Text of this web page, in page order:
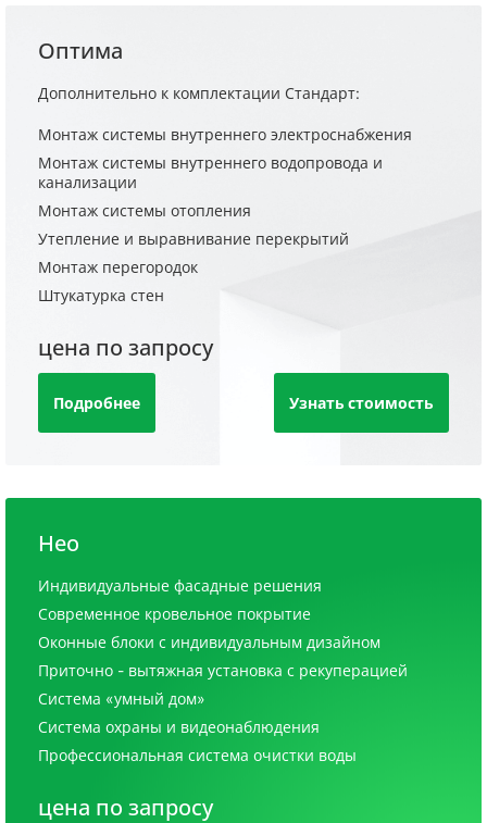
Оптима
Дополнительно к комплектации Стандарт:
Монтаж системы внутреннего электроснабжения
Монтаж системы внутреннего водопровода и
канализации
Монтаж системы отопления
Утепление и выравнивание перекрытий
Монтаж перегородок
Штукатурка стен
цена по запросу
Подробнее Узнать стоимость
Нео
Индивидуальные фасадные решения
Современное кровельное покрытие
Оконные блоки с индивидуальным дизайном
Приточно - вытяжная установка с рекуперацией
Система «умный дом»
Система охраны и видеонаблюдения
Профессиональная система очистки воды
цена по запросу